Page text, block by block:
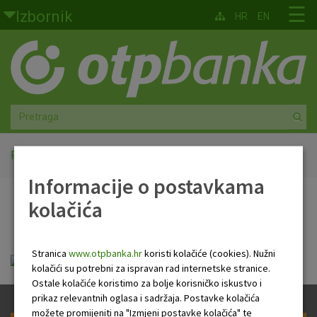
Skoči na glavni sadržaj
Izbornik
Građani
Privatno bankarstvo
Agro
Mala poduzeća i obrtnici
Srednja i velika poduzeća
Faktoring
O nama
☰
HR EN
Početna
PB Newsletter
HR Newsletter 25 02 2021.pdf
Informacije o postavkama
kolačića
Stranica www.otpbanka.hrkoristi kolačiće (cookies). Nužni
kolačići su potrebni za ispravan rad internetske stranice.
Ostale kolačiće koristimo za bolje korisničko iskustvo i
prikaz relevantnih oglasa i sadržaja. Postavke kolačića
možete promijeniti na "Izmjeni postavke kolačića" te